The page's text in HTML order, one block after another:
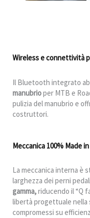
Wireless e connettività
Il Bluetooth integrato
manubrioper MTB e
pulizia del manubrio e
costruttori.
Meccanica 100% Made
La meccanica interna è
larghezza dei perni
gamma,riducendo il “Q
libertà progettuale nella
compromessi su